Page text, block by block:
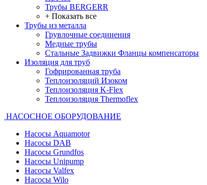
Трубы BERGERR
+ Показать все
Трубы из металла
Грувлочные соединения
Медные трубы
Стальные Задвижки Фланцы компенсаторы
Изоляция для труб
Гофрированная труба
Теплоизоляций Изоком
Теплоизоляция K-Flex
Теплоизоляция Thermoflex
НАСОСНОЕ ОБОРУДОВАНИЕ
Насосы Aquamotor
Насосы DAB
Насосы Grundfos
Насосы Unipump
Насосы Valfex
Насосы Wilo